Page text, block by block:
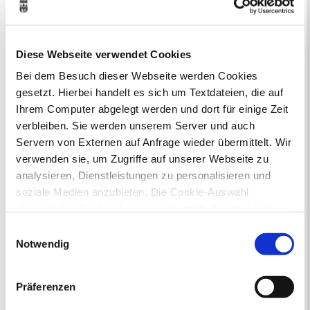
Diese Webseite verwendet Cookies
Bei dem Besuch dieser Webseite werden Cookies
gesetzt. Hierbei handelt es sich um Textdateien, die auf
Ihrem Computer abgelegt werden und dort für einige Zeit
verbleiben. Sie werden unserem Server und auch
Servern von Externen auf Anfrage wieder übermittelt. Wir
verwenden sie, um Zugriffe auf unserer Webseite zu
analysieren, Dienstleistungen zu personalisieren und
soziale Medien anzubieten. Die Cookie-Auswahl
Drittländern (USA) mit unzureichendem
Datenschutzniveau verarbeiten. Es besteht die Gefahr,
dass diese zu Kontroll- und Überwachungszwecken von
anderen missbraucht werden, ohne dass Sie sich mit
Notwendig
Präferenzen
Ihr Kontakt zur Stadtverwaltung
Online-Terminvergabe
Ausländerangelegenheiten
Beurkundung Vaterschaft, Sorge
und Unterhalt
Öffnungszeiten